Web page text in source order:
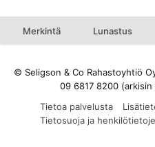
Merkintä Lunastus
© Seligson & Co Rahastoyhtiö
09 6817 8200 (arkisin
Tietoa palvelusta
Tietosuoja ja